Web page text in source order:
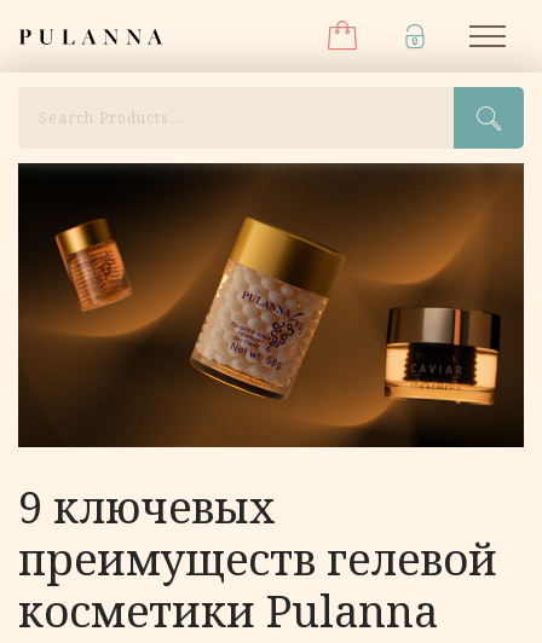
Меню
9 ключевых
преимуществ гелевой
косметики Pulanna